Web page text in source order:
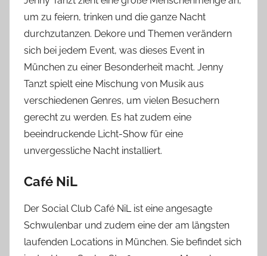
um zu feiern, trinken und die ganze Nacht
durchzutanzen. Dekore und Themen verändern
sich bei jedem Event, was dieses Event in
München zu einer Besonderheit macht. Jenny
Tanzt spielt eine Mischung von Musik aus
verschiedenen Genres, um vielen Besuchern
gerecht zu werden. Es hat zudem eine
beeindruckende Licht-Show für eine
unvergessliche Nacht installiert.
Café NiL
Der Social Club Café NiL ist eine angesagte
Schwulenbar und zudem eine der am längsten
laufenden Locations in München. Sie befindet sich